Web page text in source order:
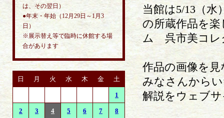
は、その翌日）
●年末・年始（12月29日～1月3
日）
※展示替え等で臨時に休館する場
合があります
日 月 火 水 木 金 土
1
2 3 4 5 6 7 8
当館は5/13（
の所蔵作品を
ム 呉市美コレ
作品の画像を
みなさんから
解説をウェブ